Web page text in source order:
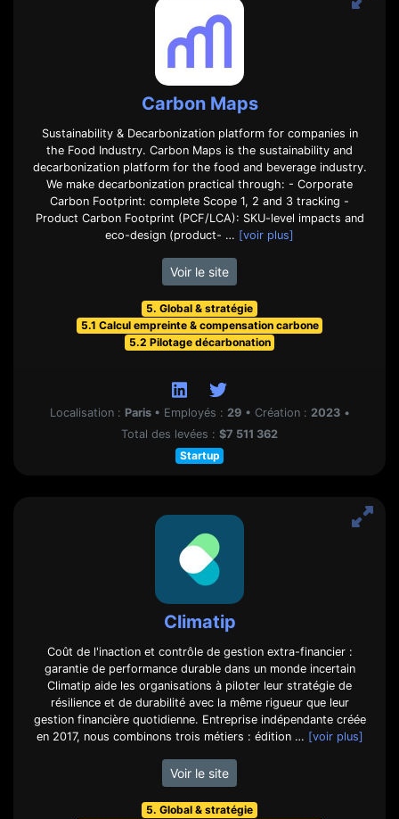
Carbon Maps
Sustainability & Decarbonization platform for companies in
the Food Industry. Carbon Maps is the sustainability and
decarbonization platform for the food and beverage industry.
We make decarbonization practical through: - Corporate
Carbon Footprint: complete Scope 1, 2 and 3 tracking -
Product Carbon Footprint (PCF/LCA): SKU-level impacts and
eco-design (product- … [voir plus]
Voir le site
5. Global & stratégie
5.1 Calcul empreinte & compensation carbone
5.2 Pilotage décarbonation
Localisation : Paris • Employés : 29 • Création : 2023 •
Total des levées : $7 511 362
Startup
Climatip
Coût de l'inaction et contrôle de gestion extra-financier :
garantie de performance durable dans un monde incertain
Climatip aide les organisations à piloter leur stratégie de
résilience et de durabilité avec la même rigueur que leur
gestion financière quotidienne. Entreprise indépendante créée
en 2017, nous combinons trois métiers : édition … [voir plus]
Voir le site
5. Global & stratégie